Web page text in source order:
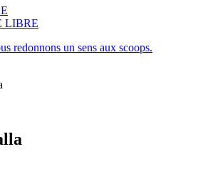
LIBRE